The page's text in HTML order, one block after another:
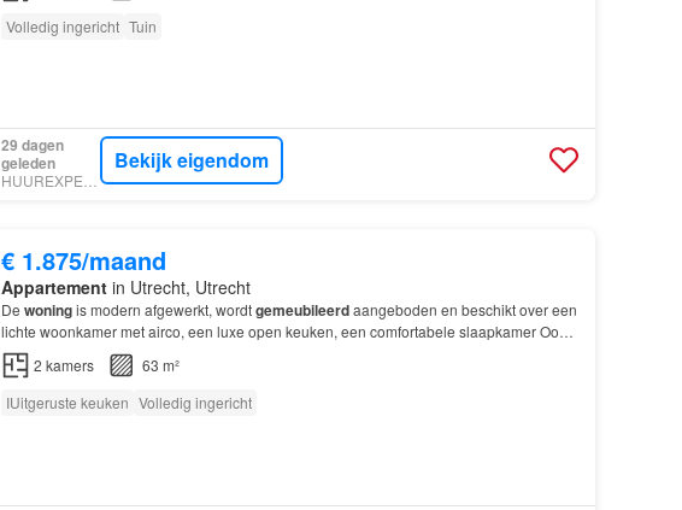
Volledig ingericht Tuin
29 dagen
geleden
HUUREXPERT
Bekijk eigendom
€ 1.875/maand
Appartementin Utrecht, Utrecht
De woningis modern afgewerkt, wordtgemeubileerdaangeboden en beschikt over een
lichte woonkamer met airco, een luxe open keuken, een comfortabele slaapkamer Ook
het centrum van Utrecht
2 kamers
63 m²
IUitgeruste keuken Volledig ingericht